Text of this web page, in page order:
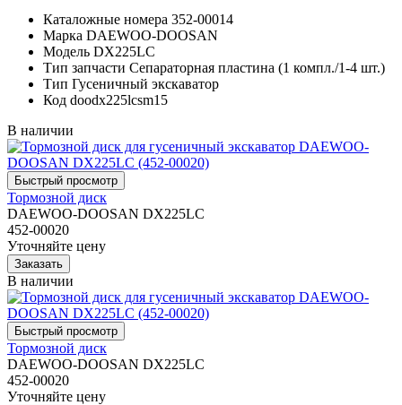
Каталожные номера 352-00014
Марка DAEWOO-DOOSAN
Модель DX225LC
Тип запчасти Сепараторная пластина (1 компл./1-4 шт.)
Тип Гусеничный экскаватор
Код doodx225lcsm15
В наличии
Тормозной диск
DAEWOO-DOOSAN DX225LC
452-00020
Уточняйте цену
В наличии
Тормозной диск
DAEWOO-DOOSAN DX225LC
452-00020
Уточняйте цену